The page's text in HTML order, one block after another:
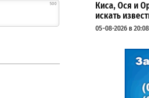
500
Киса, Ося и
искать
05-08-2026 в 20:08